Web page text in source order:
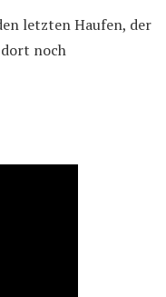
letzten Haufen, der
dort noch